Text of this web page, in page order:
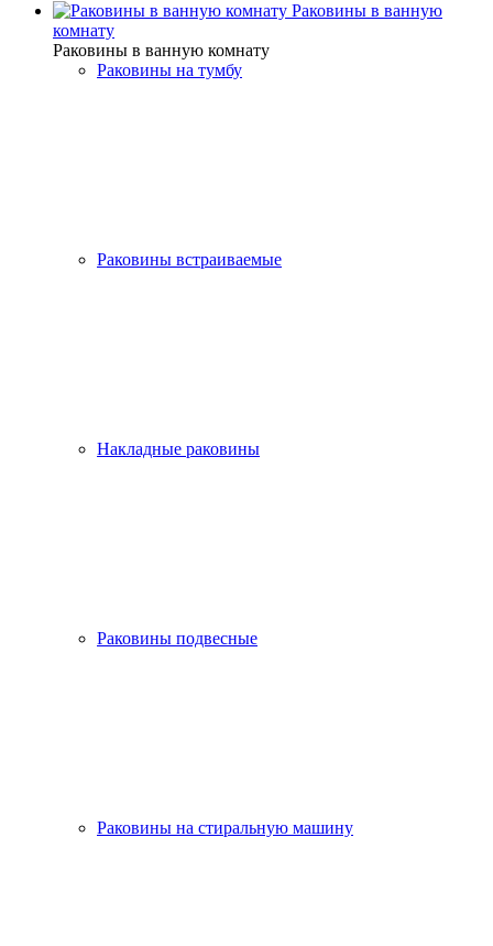
Раковины в ванную
комнату
Раковины в ванную комнату
Раковины на тумбу
Раковины встраиваемые
Накладные раковины
Раковины подвесные
Раковины на стиральную машину